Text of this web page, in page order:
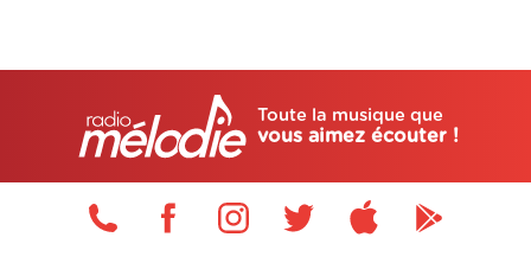
Toute la musique que
vous aimez écouter !